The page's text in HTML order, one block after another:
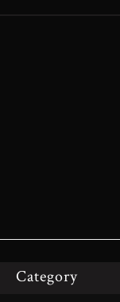
Category